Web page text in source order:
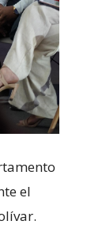
el